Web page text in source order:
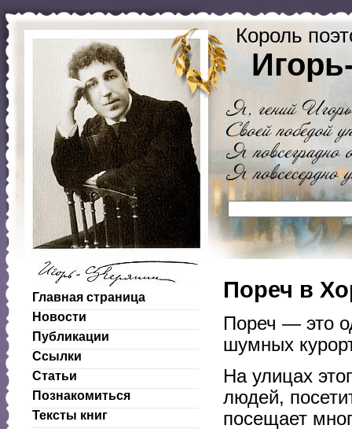
Король
Главная страница
Новости
Публикации
Ссылки
Статьи
Познакомиться
Тексты книг
Пореч в
Пореч — это
шумных
На улицах
людей,
посещает